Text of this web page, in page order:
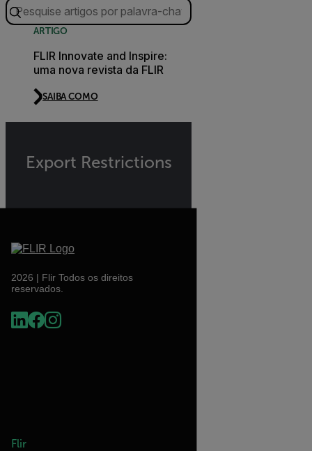
ARTIGO
FLIR Innovate and Inspire:
uma nova revista da FLIR
SAIBA COMO
Export Restrictions
2026 | Flir Todos os direitos
reservados.
Flir